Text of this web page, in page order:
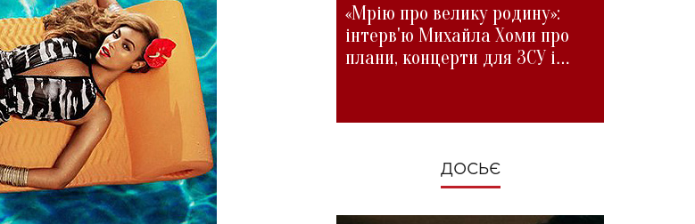
«Мрію про велику родину»:
інтерв'ю Михайла Хоми про
плани, концерти для ЗСУ і
ДОСЬЄ